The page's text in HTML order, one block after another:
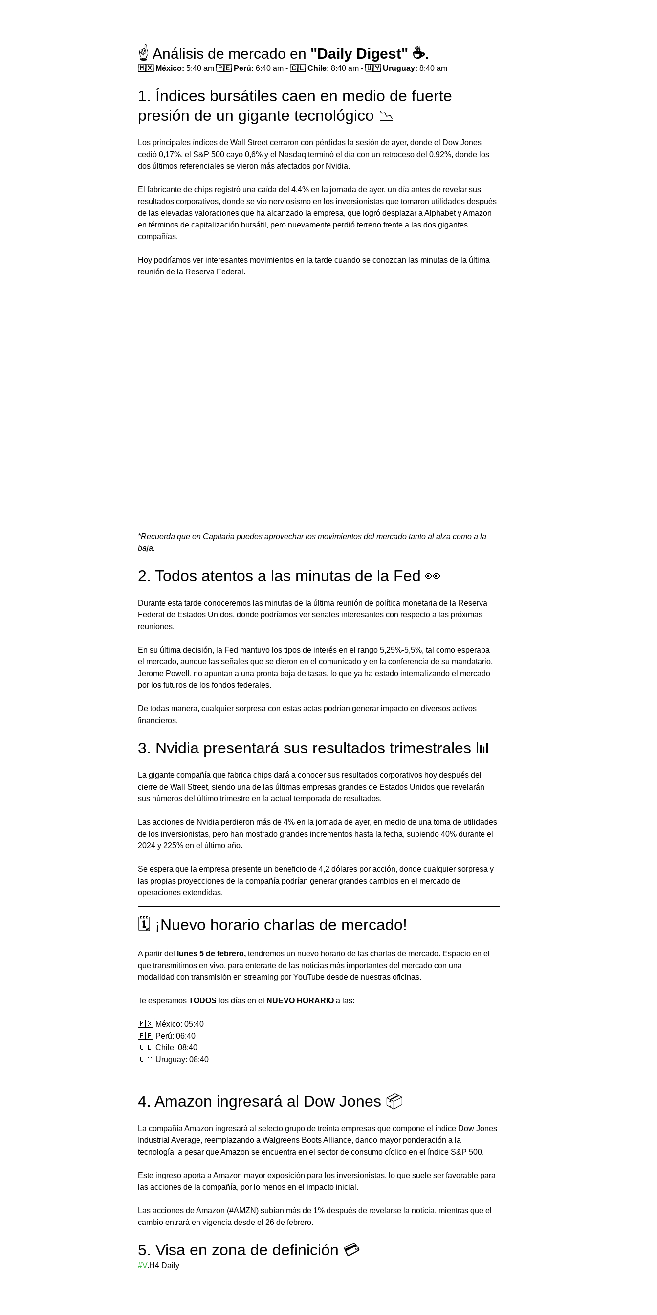
☝️ Análisis de mercado en "Daily Digest" ☕.
🇲🇽 México: 5:40 am 🇵🇪 Perú: 6:40 am - 🇨🇱 Chile: 8:40 am - 🇺🇾 Uruguay: 8:40 am
1. Índices bursátiles caen en medio de fuerte
presión de un gigante tecnológico 📉
Los principales índices de Wall Street cerraron con pérdidas la sesión de ayer, donde el Dow Jones
cedió 0,17%, el S&P 500 cayó 0,6% y el Nasdaq terminó el día con un retroceso del 0,92%, donde los
dos últimos referenciales se vieron más afectados por Nvidia.
El fabricante de chips registró una caída del 4,4% en la jornada de ayer, un día antes de revelar sus
resultados corporativos, donde se vio nerviosismo en los inversionistas que tomaron utilidades después
de las elevadas valoraciones que ha alcanzado la empresa, que logró desplazar a Alphabet y Amazon
en términos de capitalización bursátil, pero nuevamente perdió terreno frente a las dos gigantes
compañías.
Hoy podríamos ver interesantes movimientos en la tarde cuando se conozcan las minutas de la última
reunión de la Reserva Federal.
*Recuerda que en Capitaria puedes aprovechar los movimientos del mercado tanto al alza como a la
baja.
2. Todos atentos a las minutas de la Fed 👀
Durante esta tarde conoceremos las minutas de la última reunión de política monetaria de la Reserva
Federal de Estados Unidos, donde podríamos ver señales interesantes con respecto a las próximas
reuniones.
En su última decisión, la Fed mantuvo los tipos de interés en el rango 5,25%-5,5%, tal como esperaba
el mercado, aunque las señales que se dieron en el comunicado y en la conferencia de su mandatario,
Jerome Powell, no apuntan a una pronta baja de tasas, lo que ya ha estado internalizando el mercado
por los futuros de los fondos federales.
De todas manera, cualquier sorpresa con estas actas podrían generar impacto en diversos activos
financieros.
3. Nvidia presentará sus resultados trimestrales 📊
La gigante compañía que fabrica chips dará a conocer sus resultados corporativos hoy después del
cierre de Wall Street, siendo una de las últimas empresas grandes de Estados Unidos que revelarán
sus números del último trimestre en la actual temporada de resultados.
Las acciones de Nvidia perdieron más de 4% en la jornada de ayer, en medio de una toma de utilidades
de los inversionistas, pero han mostrado grandes incrementos hasta la fecha, subiendo 40% durante el
2024 y 225% en el último año.
Se espera que la empresa presente un beneficio de 4,2 dólares por acción, donde cualquier sorpresa y
las propias proyecciones de la compañía podrían generar grandes cambios en el mercado de
operaciones extendidas.
🗓 ¡Nuevo horario charlas de mercado!
A partir del lunes 5 de febrero, tendremos un nuevo horario de las charlas de mercado. Espacio en el
que transmitimos en vivo, para enterarte de las noticias más importantes del mercado con una
modalidad con transmisión en streaming por YouTube desde de nuestras oficinas.
Te esperamos TODOS los días en el NUEVO HORARIO a las:
🇲🇽 México: 05:40
🇵🇪 Perú: 06:40
🇨🇱 Chile: 08:40
🇺🇾 Uruguay: 08:40
4. Amazon ingresará al Dow Jones 📦
La compañía Amazon ingresará al selecto grupo de treinta empresas que compone el índice Dow Jones
Industrial Average, reemplazando a Walgreens Boots Alliance, dando mayor ponderación a la
tecnología, a pesar que Amazon se encuentra en el sector de consumo cíclico en el índice S&P 500.
Este ingreso aporta a Amazon mayor exposición para los inversionistas, lo que suele ser favorable para
las acciones de la compañía, por lo menos en el impacto inicial.
Las acciones de Amazon (#AMZN) subían más de 1% después de revelarse la noticia, mientras que el
cambio entrará en vigencia desde el 26 de febrero.
5. Visa en zona de definición 💳
#V.H4 Daily